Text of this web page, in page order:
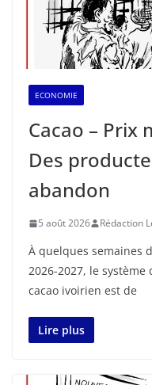
ECONOMIE
Cacao – Prix
Des
abandon
5 août 2026 Rédaction
À quelques semaines
2026-2027, le
cacao ivoirien est de
Lire plus